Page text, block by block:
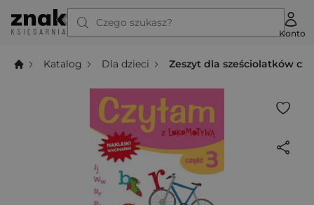
Czego szukasz?
Konto
Katalog Dla dzieci Zeszyt dla sześciolatków